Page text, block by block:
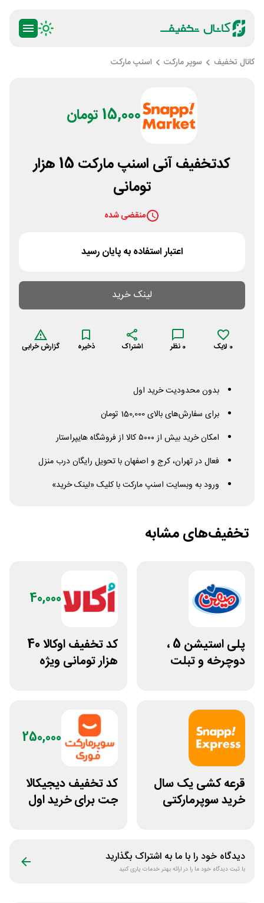
کانال تخفیف سوپر مارکت اسنپ مارکت
15,000 تومان
کدتخفیف آنی اسنپ مارکت 15 هزار
تومانی
منقضی شده
اعتبار استفاده به پایان رسید
لینک خرید
0 لایک 0 نظر اشتراک ذخیره گزارش خرابی
بدون محدودیت خرید اول
برای سفارش‌های بالای 150,000 تومان
امکان خرید بیش از ۵۰۰۰ کالا از فروشگاه هایپراستار
فعال در تهران، کرج و اصفهان با تحویل رایگان درب منزل
ورود به وبسایت اسنپ مارکت با کلیک «لینک خرید»
تخفیف‌های مشابه
پلی استیشن 5 ،
دوچرخه و تبلت
40,000
کد تخفیف اوکالا 40
هزار تومانی ویژه
قرعه کشی یک سال
خرید سوپرمارکتی
250,000
کد تخفیف دیجیکالا
جت برای خرید اول
دیدگاه خود را با ما به اشتراک بگذارید
با ثبت دیدگاه خود ما را در ارائه بهتر خدمات یاری کنید